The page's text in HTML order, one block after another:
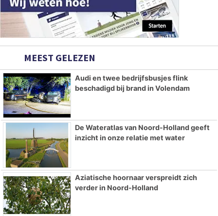
MEEST GELEZEN
Audi en twee bedrijfsbusjes flink
beschadigd bij brand in Volendam
De Wateratlas van Noord-Holland geeft
inzicht in onze relatie met water
Aziatische hoornaar verspreidt zich
verder in Noord-Holland